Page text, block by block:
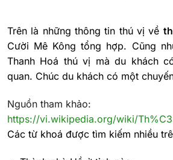
Trên là những thông tin thú vị về
Cười Mê Kông tổng hợp. Cũng
Thanh Hoá thú vị mà du khách
quan. Chúc du khách có một
Nguồn tham khảo:
https://vi.wikipedia.org/wiki/
Các từ khoá được tìm kiếm nhiều